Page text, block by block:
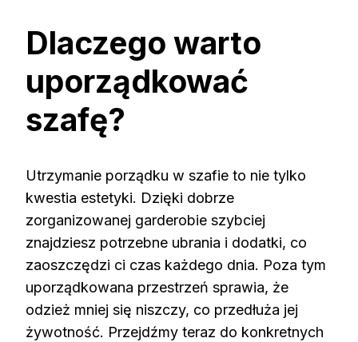
Dlaczego warto
uporządkować
szafę?
Utrzymanie porządku w szafie to nie tylko
kwestia estetyki. Dzięki dobrze
zorganizowanej garderobie szybciej
znajdziesz potrzebne ubrania i dodatki, co
zaoszczędzi ci czas każdego dnia. Poza tym
uporządkowana przestrzeń sprawia, że
odzież mniej się niszczy, co przedłuża jej
żywotność. Przejdźmy teraz do konkretnych